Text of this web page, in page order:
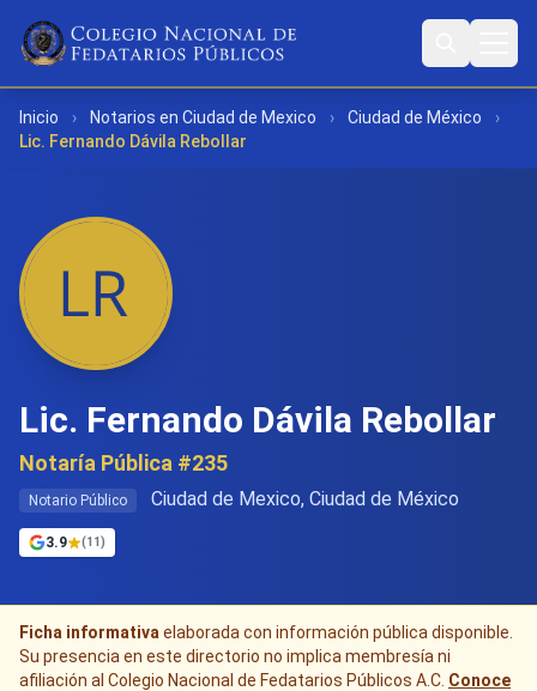
Inicio › Notarios en Ciudad de Mexico › Ciudad de México
›
Lic. Fernando Dávila Rebollar
Lic. Fernando Dávila Rebollar
Notaría Pública #235
Notario Público Ciudad de Mexico, Ciudad de México
3.9 (11)
Ficha informativa elaborada con información pública disponible.
Su presencia en este directorio no implica membresía ni
afiliación al Colegio Nacional de Fedatarios Públicos A.C. Conoce